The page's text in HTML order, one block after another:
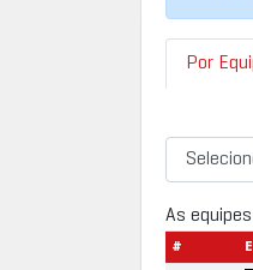
Por
As
#